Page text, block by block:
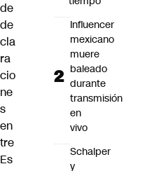
de
de
cla
ra
cio
ne
s
en
tre
Es
Influencer
mexicano
muere
baleado
durante
transmisión
en
vivo
Schalper
y